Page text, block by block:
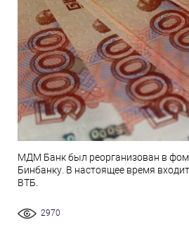
МДМ Банк был реорганизован в
Бинбанку. В настоящее время
ВТБ.
2970